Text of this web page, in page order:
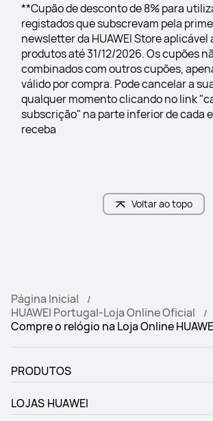
**Cupão de desconto de 8% para
registados que subscrevam pela
newsletter da HUAWEI Store aplicável
produtos até 31/12/2026. Os cupões
combinados com outros cupões,
válido por compra. Pode cancelar a
qualquer momento clicando no link
subscrição" na parte inferior de cada
receba
Voltar ao topo
Página Inicial
HUAWEI Portugal-Loja Online Oficial
Compre o relógio na Loja Online
PRODUTOS
LOJAS HUAWEI